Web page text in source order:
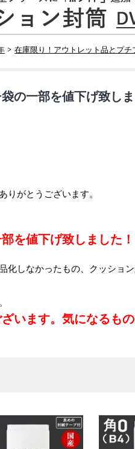
> 在庫限り！アウトレット品とプチ
の一部を値下げ致しま
がとうございます。
を値下げ致しました！
しなかったもの、クッショ
います。気になるも